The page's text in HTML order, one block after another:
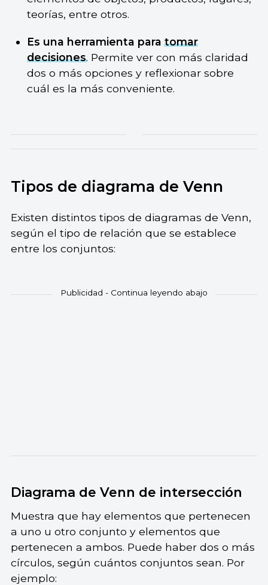
teorías, entre otros.
Es una herramienta paratomar
decisiones. Permite ver con más claridad
dos o más opciones y reflexionar sobre
cuál es la más conveniente.
Tipos de diagrama de Venn
Existen distintos tipos de diagramas de Venn,
según el tipo de relación que se establece
entre los conjuntos:
Diagrama de Venn de intersección
Muestra que hay elementos que pertenecen
a uno u otro conjunto y elementos que
pertenecen a ambos. Puede haber dos o más
círculos, según cuántos conjuntos sean. Por
ejemplo: